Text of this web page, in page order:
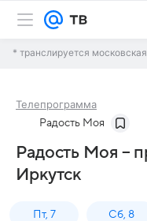
* транслируется
Телепрограмма
Радость Моя
Радость Моя –
Иркутск
Пт, 7 Сб, 8